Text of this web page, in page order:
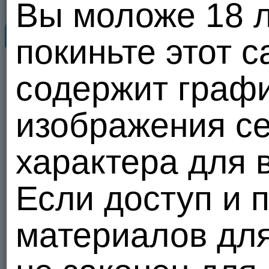
DemonRusi 45 06.08.26 15:39
1 20 из 100
Реал Краснодар. Край. Гетеро
Альбом: Личные фото (3 фото)
Кто слижет йогурт? )))
Вы моложе 18
покиньте этот
содержит
изображения
характера для
Если доступ и
материалов